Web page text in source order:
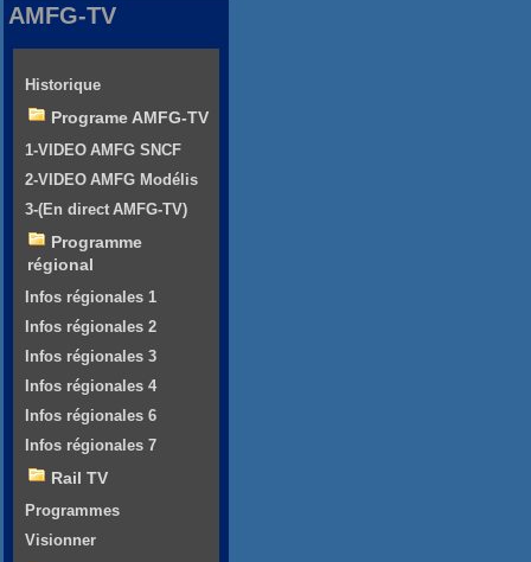
AMFG-TV
Historique
Programe AMFG-TV
1-VIDEO AMFG SNCF
2-VIDEO AMFG Modélis
3-(En direct AMFG-TV)
Programme
régional
Infos régionales 1
Infos régionales 2
Infos régionales 3
Infos régionales 4
Infos régionales 6
Infos régionales 7
Rail TV
Programmes
Visionner